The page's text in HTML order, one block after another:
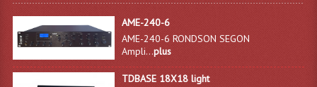
Consoles Amplifiées
Lumière
Boules À Facettes
AME-240-6
AME-240-6 RONDSON SEGON
Ampli...plus
TDBASE 18X18 light